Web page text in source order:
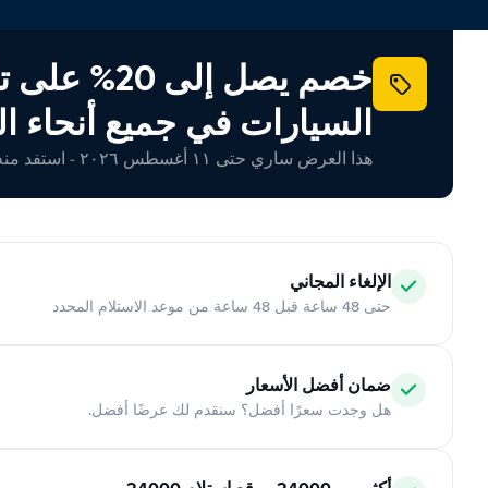
خصم يصل إلى 20%
السيارات في جميع أنحاء
هذا العرض ساري حتى ١١ أغسطس ٢٠٢٦ - استفد منه اليوم!
الإلغاء المجاني
حتى 48 ساعة قبل 48 ساعة من موعد الاستلام المحدد
ضمان أفضل الأسعار
هل وجدت سعرًا أفضل؟ سنقدم لك عرضًا أفضل.